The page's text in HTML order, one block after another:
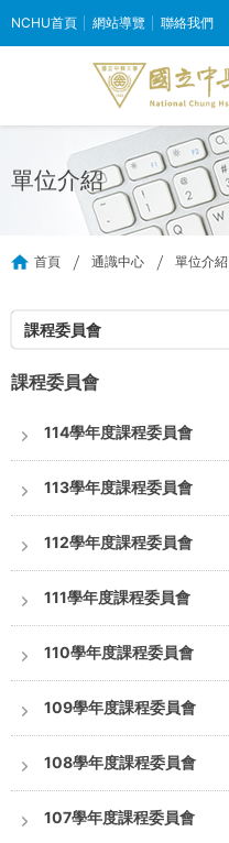
NCHU首頁 網站導覽 聯絡我們
單位介紹
首頁 通識中心 單位介紹
課程委員會
課程委員會
114學年度課程委員會
113學年度課程委員會
112學年度課程委員會
111學年度課程委員會
110學年度課程委員會
109學年度課程委員會
108學年度課程委員會
107學年度課程委員會